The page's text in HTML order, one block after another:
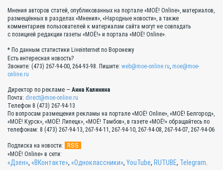
Мнения авторов статей, опубликованных на портале «МОЁ! Online», материалов,
размещённых в разделах «Мнения», «Народные новости», а также
комментариев пользователей к материалам сайта могут не совпадать
с позицией редакции газеты «МОЁ!» и портала «МОЁ! Online».
* По данным статистики Liveinternet по Воронежу
Есть интересная новость?
Звоните: (473) 267-94-00, 264-93-98. Пишите: web@moe-online.ru moe@moe-
online.ru
Директор по рекламе — Анна Калинина
Почта: direct@moe-online.ru
Телефон 8 (473) 267-94-13
По вопросам размещения рекламы на портале «МОЁ! Online», «МОЁ! Белгород»,
«МОЁ! Курск», «МОЁ! Липецк», «МОЁ! Тамбов», в газете «МОЁ!» обращайтесь по
телефонам: 8 (473) 267-94-13, 267-94-11, 267-94-10, 267-94-08, 267-94-07, 267-94-06
Подписка на новости: RSS
«МОЁ! Online» в сети:
«Дзен», «ВКонтакте», «Одноклассники», YouTube, RUTUBE, Telegram